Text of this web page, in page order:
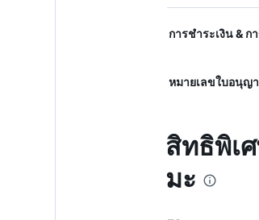
การชำระเงิน & ก
หมายเลขใบอนุญา
สิทธิพิเ
มะ